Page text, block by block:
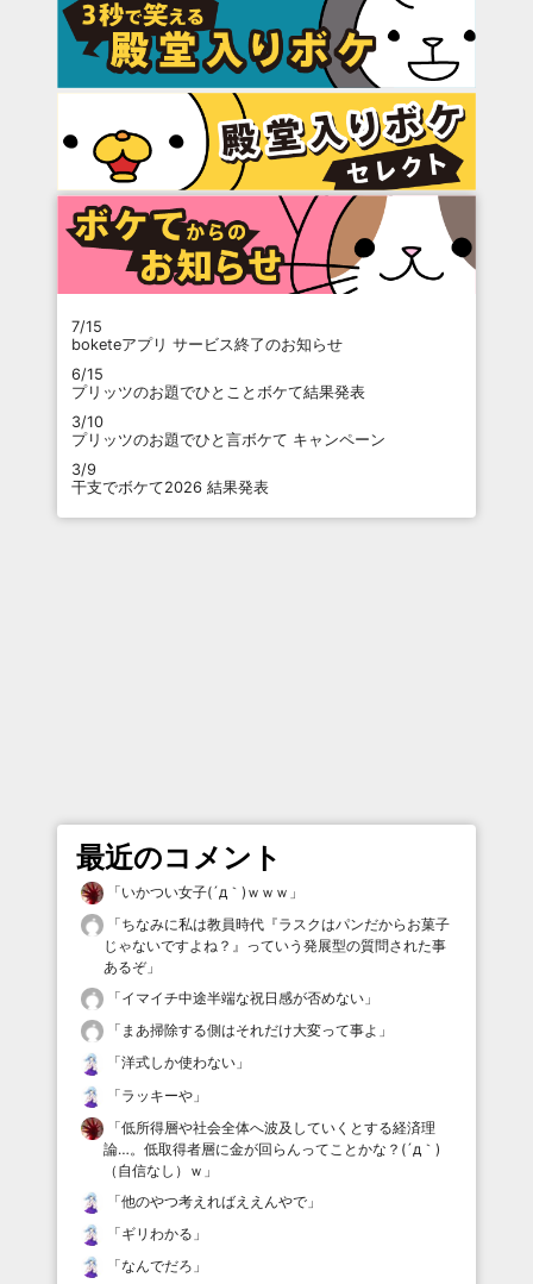
7/15
boketeアプリ サービス終了のお知らせ
6/15
プリッツのお題でひとことボケて結果発表
3/10
プリッツのお題でひと言ボケて キャンペーン
3/9
干支でボケて2026 結果発表
最近のコメント
「いかつい女子(´д｀)ｗｗｗ 」
「ちなみに私は教員時代『ラスクはパンだからお菓子
じゃないですよね？』っていう発展型の質問された事
あるぞ」
「イマイチ中途半端な祝日感が否めない 」
「 まあ掃除する側はそれだけ大変って事よ 」
「洋式しか使わない 」
「ラッキーや 」
「低所得層や社会全体へ波及していくとする経済理
論…。低取得者層に金が回らんってことかな？(´д｀)
（自信なし）ｗ 」
「他のやつ考えればええんやで 」
「ギリわかる 」
「なんでだろ 」